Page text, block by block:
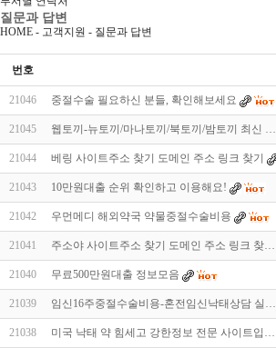
질문과 답변
HOME - 고객지원 - 질문과 답변
번호
21046 중절수술 필요하신 분들, 확인해보세요
21045 웹토끼-뉴토끼/마나토끼/북토끼/밤토끼 최신 …
21044 베링 사이트주소 찾기 도메인 주소 링크 찾기
21043 10만원대출 순위 확인하고 이용해요!
21042 우먼메디 해외약국 약물중절수술비용
21041 주소야 사이트주소 찾기 도메인 주소 링크 찾…
21040 무료500만원대출 정보모음
21039 임신16주중절수술비용-혼전임신낙태상담 실…
21038 미국 낙태 약 힘세고 강한정보 전문 사이트입…